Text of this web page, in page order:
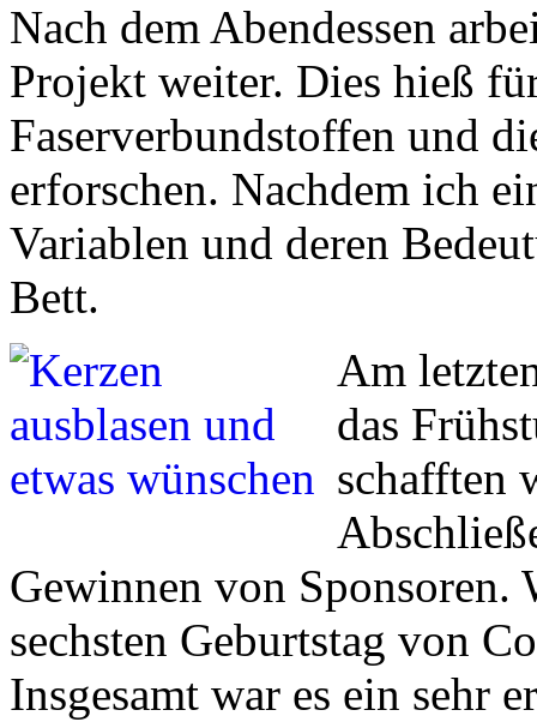
Nach dem Abendessen
Projekt weiter. Dies hieß
Faserverbundstoffen und
erforschen. Nachdem ich
Variablen und deren
Bett.
Am
das
schafften
Gewinnen von Sponsoren.
sechsten Geburtstag von
Insgesamt war es ein sehr